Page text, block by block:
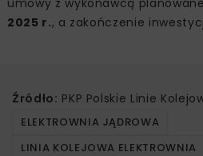
2025 r., a zakończenie
Źródło: PKP Polskie Linie
ELEKTROWNIA JĄDROWA
LINIA KOLEJOWA ELEKTROWNIA